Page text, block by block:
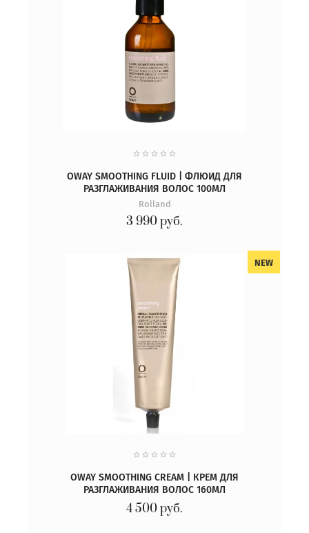
OWAY SMOOTHING FLUID | ФЛЮИД ДЛЯ
РАЗГЛАЖИВАНИЯ ВОЛОС 100МЛ
Rolland
3 990 руб.
NEW
OWAY SMOOTHING CREAM | КРЕМ ДЛЯ
РАЗГЛАЖИВАНИЯ ВОЛОС 160МЛ
4 500 руб.